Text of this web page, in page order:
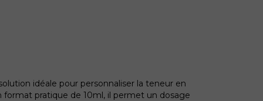
idéale pour personnaliser la teneur en
pratique de 10ml, il permet un dosage